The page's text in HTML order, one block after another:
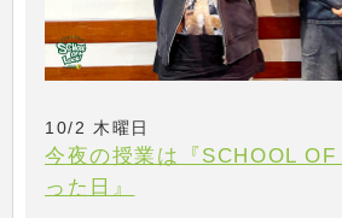
10/2 木曜日
今夜の授業は『SCHOOL
った日』